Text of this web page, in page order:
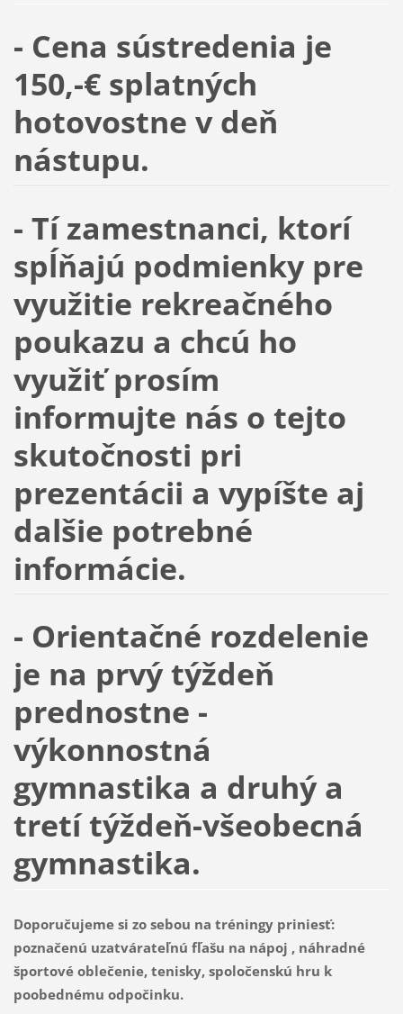
- Cena sústredenia je
150,-€ splatných
hotovostne v deň
nástupu.
- Tí zamestnanci, ktorí
spĺňajú podmienky pre
využitie rekreačného
poukazu a chcú ho
využiť prosím
informujte nás o tejto
skutočnosti pri
prezentácii a vypíšte aj
dalšie potrebné
informácie.
- Orientačné rozdelenie
je na prvý týždeň
prednostne -
výkonnostná
gymnastika a druhý a
tretí týždeň-všeobecná
gymnastika.
Doporučujeme si zo sebou na tréningy priniesť:
poznačenú uzatvárateľnú fľašu na nápoj , náhradné
športové oblečenie, tenisky, spoločenskú hru k
poobednému odpočinku.